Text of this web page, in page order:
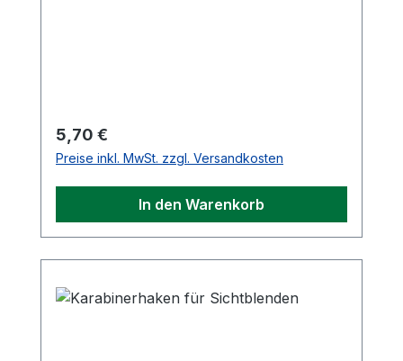
Regulärer Preis:
5,70 €
Preise inkl. MwSt. zzgl. Versandkosten
In den Warenkorb